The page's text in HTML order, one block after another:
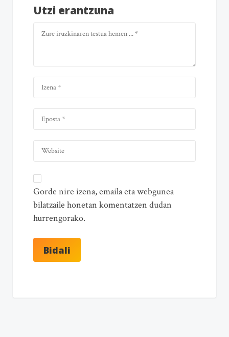
Utzi erantzuna
Gorde nire izena, emaila eta webgunea
bilatzaile honetan komentatzen dudan
hurrengorako.